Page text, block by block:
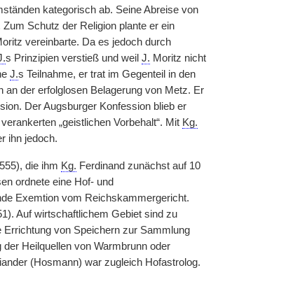
kategorisch ab. Seine Abreise von
Zum Schutz der Religion plante er ein
vereinbarte. Da es jedoch durch
s Prinzipien verstieß und weil J. Moritz nicht
J.s Teilnahme, er trat im Gegenteil in den
an der erfolglosen Belagerung von Metz. Er
Der Augsburger Konfession blieb er
„geistlichen Vorbehalt“. Mit Kg.
ihn jedoch.
die ihm Kg. Ferdinand zunächst auf 10
ordnete eine Hof- und
Exemtion vom Reichskammergericht.
Auf wirtschaftlichem Gebiet sind zu
von Speichern zur Sammlung
Heilquellen von Warmbrunn oder
(Hosmann) war zugleich Hofastrolog.